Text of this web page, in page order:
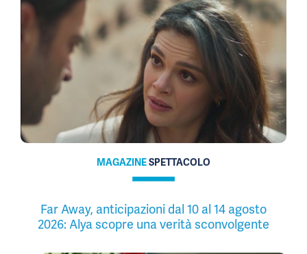
MAGAZINESPETTACOLO
Far Away, anticipazioni dal 10 al 14 agosto
2026: Alya scopre una verità sconvolgente